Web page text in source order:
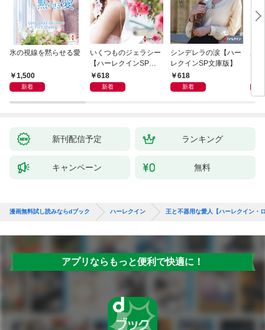
氷の視線を黙らせる愛
1,500
新着
いくつものジェラシー
【ハーレクインSP文
庫版】
618
新着
シンデレラの涙【ハー
レクインSP文庫版】
618
新着
あ
レ
ク
新刊配信予定 ランキング
キャンペーン 無料
漫画無料試し読みならdブック ハーレクイン 王と不器用な愛人【ハーレクイン・
アプリならもっと便利で快適に！